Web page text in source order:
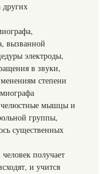
других
вызванной
электроды,
в звуки,
степени
челюстные мышцы и
группы,
существенных
получает
и учится